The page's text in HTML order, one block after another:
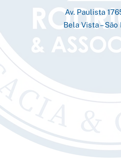
Av. Paulista
Bela Vista – São